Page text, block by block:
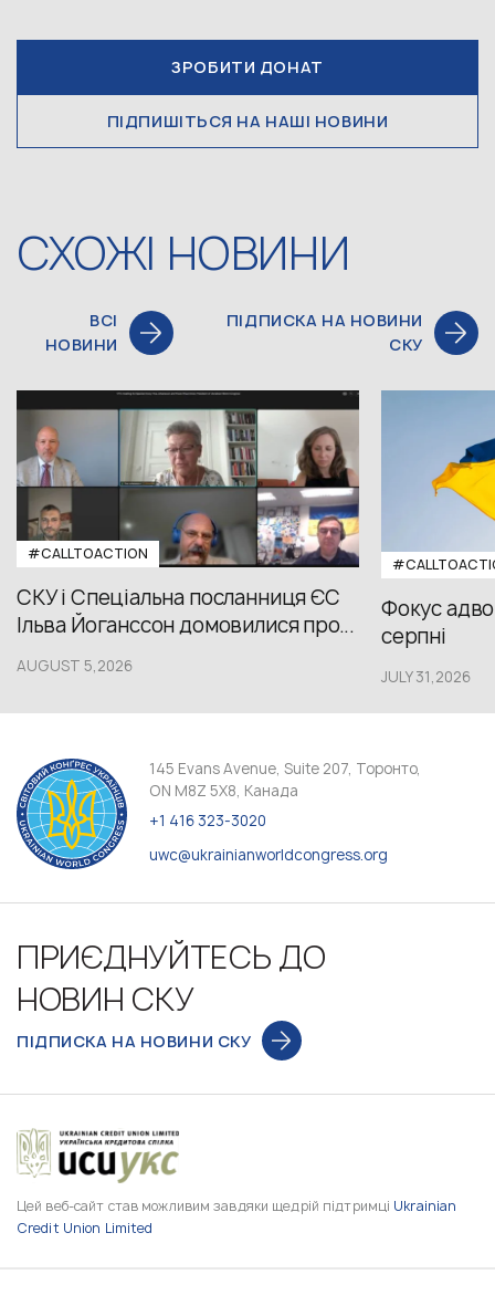
ЗРОБИТИ ДОНАТ
ПІДПИШІТЬСЯ НА НАШІ НОВИНИ
СХОЖІ НОВИНИ
ВСІ
НОВИНИ
ПІДПИСКА НА НОВИНИ
СКУ
#CALLTOACTION
СКУ і Спеціальна посланниця ЄС
Ільва Йоганссон домовилися про...
AUGUST 5,2026
Фокус
серпні
JULY 31,2026
145 Evans Avenue, Suite 207, Торонто,
ON M8Z 5X8, Канада
+1 416 323-3020
uwc@ukrainianworldcongress.org
ПРИЄДНУЙТЕСЬ ДО
НОВИН СКУ
ПІДПИСКА НА НОВИНИ СКУ
Цей веб-сайт став можливим завдяки щедрій підтримці Ukrainian
Credit Union Limited